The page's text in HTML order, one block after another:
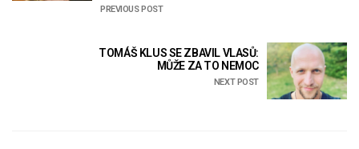
PREVIOUS POST
TOMÁŠ KLUS SE ZBAVIL VLASŮ:
MŮŽE ZA TO NEMOC
NEXT POST